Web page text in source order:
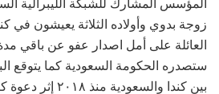
المؤسس المشارك للشبكة الليبرالية
زوجة بدوي وأولاده الثلاثة يعيشون في
العائلة على أمل اصدار عفو عن باقي
ستصدره الحكومة السعودية كما يتوقع
بين كندا